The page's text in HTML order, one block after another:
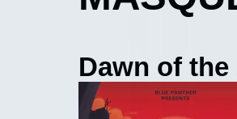
Dawn of